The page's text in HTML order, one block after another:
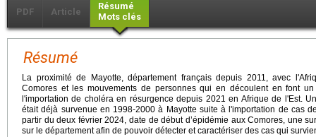
PDF Article
Résumé
Mots clés
Résumé
La proximité de Mayotte, département français depuis 2011, avec
Comores et les mouvements de personnes qui en découlent en font
l'importation de choléra en résurgence depuis 2021 en Afrique de l'Est.
était déjà survenue en 1998-2000 à Mayotte suite à l'importation de cas
partir du deux février 2024, date de début d’épidémie aux Comores, une
sur le département afin de pouvoir détecter et caractériser des cas qui